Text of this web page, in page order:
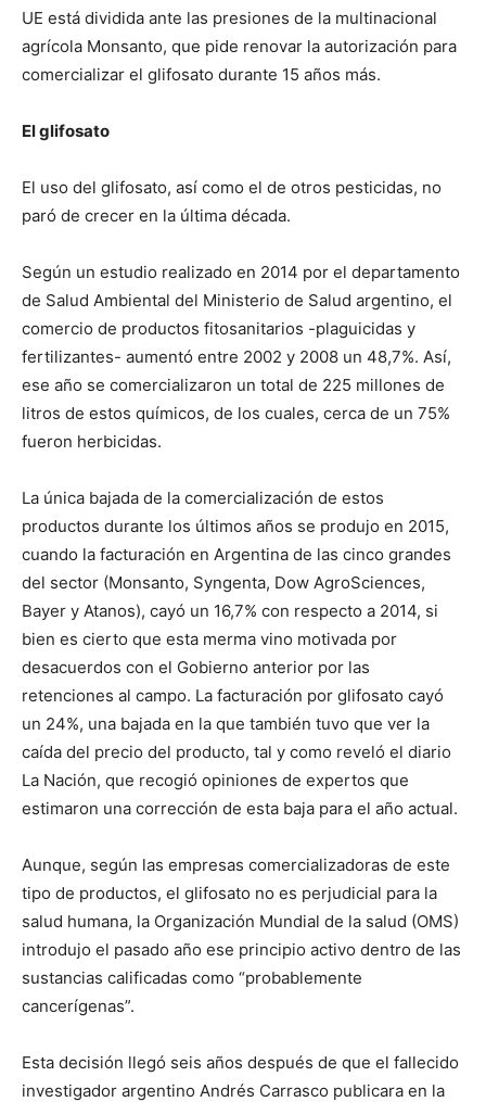
UE está dividida ante las presiones de la multinacional
agrícola Monsanto, que pide renovar la autorización para
comercializar el glifosato durante 15 años más.
El glifosato
El uso del glifosato, así como el de otros pesticidas, no
paró de crecer en la última década.
Según un estudio realizado en 2014 por el departamento
de Salud Ambiental del Ministerio de Salud argentino, el
comercio de productos fitosanitarios -plaguicidas y
fertilizantes- aumentó entre 2002 y 2008 un 48,7%. Así,
ese año se comercializaron un total de 225 millones de
litros de estos químicos, de los cuales, cerca de un 75%
fueron herbicidas.
La única bajada de la comercialización de estos
productos durante los últimos años se produjo en 2015,
cuando la facturación en Argentina de las cinco grandes
del sector (Monsanto, Syngenta, Dow AgroSciences,
Bayer y Atanos), cayó un 16,7% con respecto a 2014, si
bien es cierto que esta merma vino motivada por
desacuerdos con el Gobierno anterior por las
retenciones al campo. La facturación por glifosato cayó
un 24%, una bajada en la que también tuvo que ver la
caída del precio del producto, tal y como reveló el diario
La Nación, que recogió opiniones de expertos que
estimaron una corrección de esta baja para el año actual.
Aunque, según las empresas comercializadoras de este
tipo de productos, el glifosato no es perjudicial para la
salud humana, la Organización Mundial de la salud (OMS)
introdujo el pasado año ese principio activo dentro de las
sustancias calificadas como “probablemente
cancerígenas”.
Esta decisión llegó seis años después de que el fallecido
investigador argentino Andrés Carrasco publicara en la